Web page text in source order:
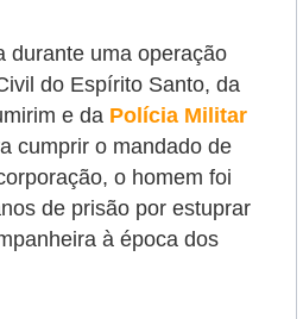
durante uma operação
do Espírito Santo, da
e da Polícia Militar
cumprir o mandado de
o homem foi
de prisão por estuprar
à época dos